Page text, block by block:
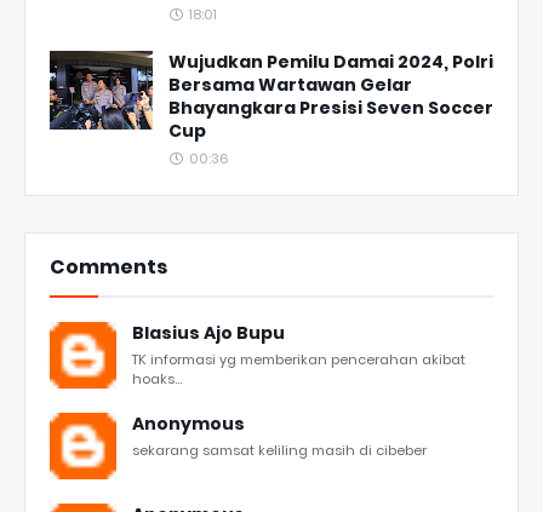
18:01
Wujudkan Pemilu Damai 2024, Polri
Bersama Wartawan Gelar
Bhayangkara Presisi Seven Soccer
Cup
00:36
Comments
Blasius Ajo Bupu
TK informasi yg memberikan pencerahan akibat
hoaks...
Anonymous
sekarang samsat keliling masih di cibeber